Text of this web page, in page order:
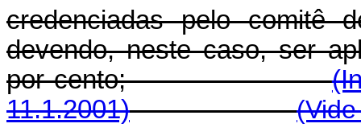
credenciadas pelo
devendo, neste caso, ser
por cento;
11.1.2001)